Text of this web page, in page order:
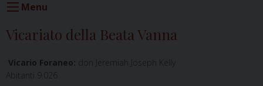
Menu
Vicariato della Beata Vanna
Vicario Foraneo: don Jeremiah Joseph Kelly
Abitanti 9.026